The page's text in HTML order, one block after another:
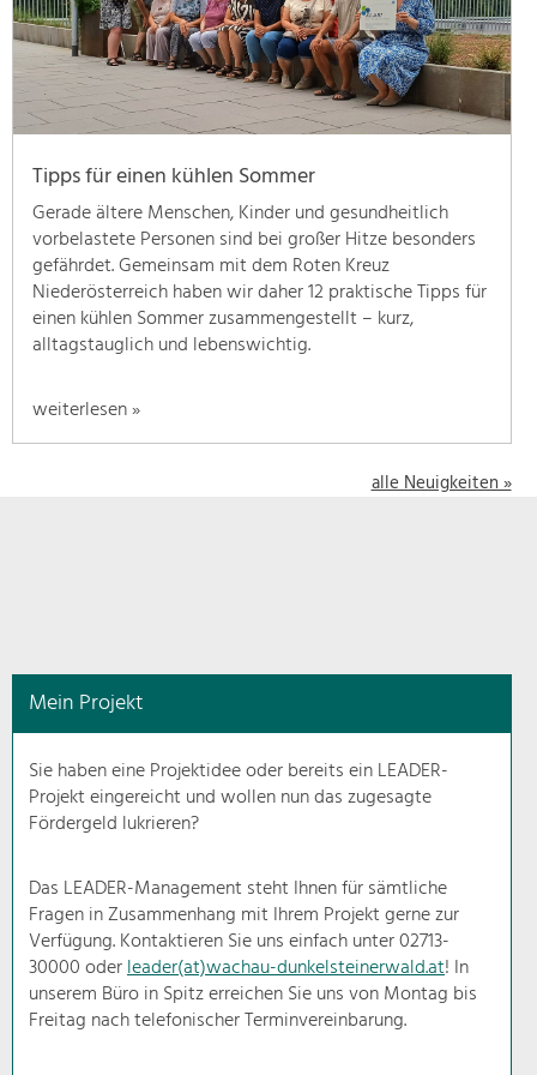
geben
wir
hier
eine
Übersicht
unsere
Themenschwerpunkte.
Für
mehr
Informationen
einfach
das
schon
Natur- &
Landschaftsschutz
Pflege, Regulierung und
Weiterentwicklung.
Ortsbild, Baukultur und nachhaltiges
Siedlungswesen.
Land- & Forstwirtschaft
Bewirtschaftung und Pflege der
Kulturlandschaft.
Tipps für einen kühlen Sommer
Gerade ältere Menschen, Kinder und gesundheitlich
vorbelastete Personen sind bei großer Hitze besonders
gefährdet. Gemeinsam mit dem Roten Kreuz
Niederösterreich haben wir daher 12 praktische Tipps für
einen kühlen Sommer zusammengestellt – kurz,
alltagstauglich und lebenswichtig.
weiterlesen »
alle Neuigkeiten »
Mein Projekt
Sie haben eine Projektidee oder bereits ein LEADER-
Projekt eingereicht und wollen nun das zugesagte
Fördergeld lukrieren?
Das LEADER-Management steht Ihnen für sämtliche
Fragen in Zusammenhang mit Ihrem Projekt gerne zur
Verfügung. Kontaktieren Sie uns einfach unter 02713-
30000 oderleader(at)wachau-dunkelsteinerwald.at! In
unserem Büro in Spitz erreichen Sie uns von Montag bis
Freitag nach telefonischer Terminvereinbarung.